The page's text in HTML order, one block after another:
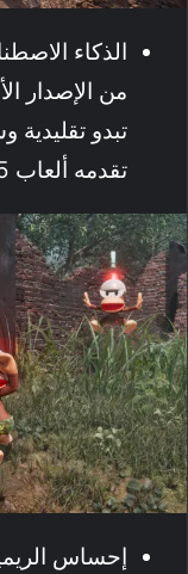
الذكاء
من الإصدار
تبدو تقليدية
تقدمه ألعاب 2025.
إحساس